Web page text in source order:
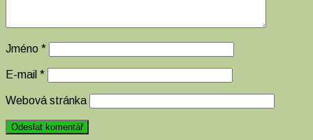
Jméno *
E-mail *
Webová stránka